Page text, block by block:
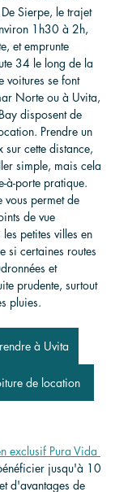
Sierpe, le trajet
1h30 à 2h,
et emprunte
34 le long de la
voitures se font
Norte ou à Uvita,
disposent de
Prendre un
sur cette distance,
simple, mais cela
à-porte pratique.
vous permet de
de vue
petites villes en
si certaines routes
et
prudente, surtout
pluies.
à Uvita
de location
exclusif Pura Vida
jusqu'à 10
d'avantages de